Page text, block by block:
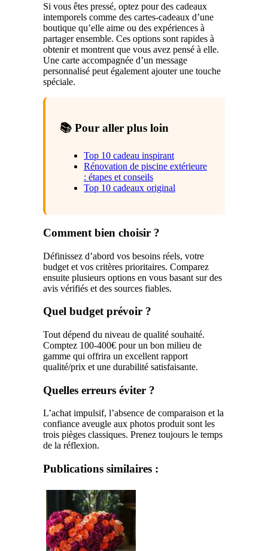
Si vous êtes pressé, optez pour des cadeaux
intemporels comme des cartes-cadeaux d’une
boutique qu’elle aime ou des expériences à
partager ensemble. Ces options sont rapides à
obtenir et montrent que vous avez pensé à elle.
Une carte accompagnée d’un message
personnalisé peut également ajouter une touche
spéciale.
📚 Pour aller plus loin
Top 10 cadeau inspirant
Rénovation de piscine extérieure
: étapes et conseils
Top 10 cadeaux original
Comment bien choisir ?
Définissez d’abord vos besoins réels, votre
budget et vos critères prioritaires. Comparez
ensuite plusieurs options en vous basant sur des
avis vérifiés et des sources fiables.
Quel budget prévoir ?
Tout dépend du niveau de qualité souhaité.
Comptez 100-400€ pour un bon milieu de
gamme qui offrira un excellent rapport
qualité/prix et une durabilité satisfaisante.
Quelles erreurs éviter ?
L’achat impulsif, l’absence de comparaison et la
confiance aveugle aux photos produit sont les
trois pièges classiques. Prenez toujours le temps
de la réflexion.
Publications similaires :